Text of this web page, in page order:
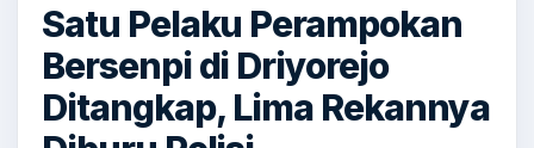
Satu Pelaku Perampokan
Bersenpi di Driyorejo
Ditangkap, Lima Rekannya